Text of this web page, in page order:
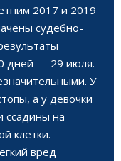
2017 и 2019
судебно-
дней — 29 июля.
У
а у девочки
ссадины на
клетки.
вред